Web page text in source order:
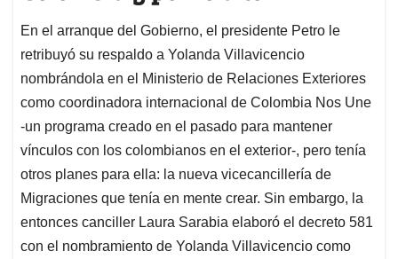
En el arranque del Gobierno, el presidente Petro le
retribuyó su respaldo a Yolanda Villavicencio
nombrándola en el Ministerio de Relaciones Exteriores
como coordinadora internacional de Colombia Nos Une
-un programa creado en el pasado para mantener
vínculos con los colombianos en el exterior-, pero tenía
otros planes para ella: la nueva vicecancillería de
Migraciones que tenía en mente crear. Sin embargo, la
entonces canciller Laura Sarabia elaboró el decreto 581
con el nombramiento de Yolanda Villavicencio como